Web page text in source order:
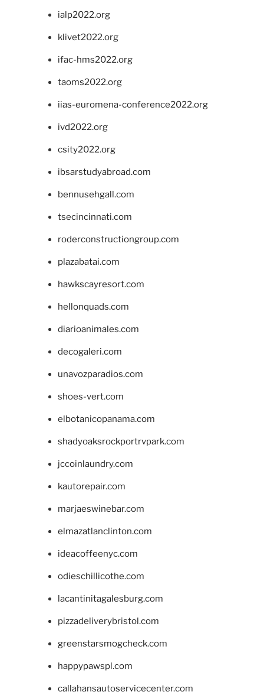
ialp2022.org
klivet2022.org
ifac-hms2022.org
taoms2022.org
iias-euromena-conference2022.org
ivd2022.org
csity2022.org
ibsarstudyabroad.com
bennusehgall.com
tsecincinnati.com
roderconstructiongroup.com
plazabatai.com
hawkscayresort.com
hellonquads.com
diarioanimales.com
decogaleri.com
unavozparadios.com
shoes-vert.com
elbotanicopanama.com
shadyoaksrockportrvpark.com
jccoinlaundry.com
kautorepair.com
marjaeswinebar.com
elmazatlanclinton.com
ideacoffeenyc.com
odieschillicothe.com
lacantinitagalesburg.com
pizzadeliverybristol.com
greenstarsmogcheck.com
happypawspl.com
callahansautoservicecenter.com